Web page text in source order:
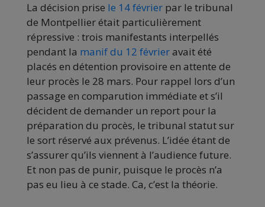
La décision prise le 14 février par le tribunal
de Montpellier était particulièrement
répressive : trois manifestants interpellés
pendant la manif du 12 févrieravait été
placés en détention provisoire en attente de
leur procès le 28 mars. Pour rappel lors d’un
passage en comparution immédiate et s’il
décident de demander un report pour la
préparation du procès, le tribunal statut sur
le sort réservé aux prévenus. L’idée étant de
s’assurer qu’ils viennent à l’audience future.
Et non pas de punir, puisque le procès n’a
pas eu lieu à ce stade. Ca, c’est la théorie.